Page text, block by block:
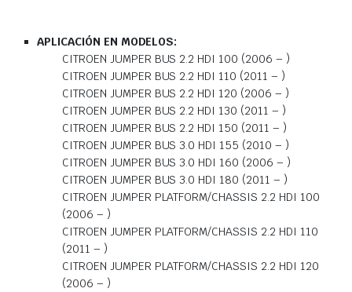
APLICACIÓN EN MODELOS:
CITROEN JUMPER BUS 2.2 HDI 100 (2006 – )
CITROEN JUMPER BUS 2.2 HDI 110 (2011 – )
CITROEN JUMPER BUS 2.2 HDI 120 (2006 – )
CITROEN JUMPER BUS 2.2 HDI 130 (2011 – )
CITROEN JUMPER BUS 2.2 HDI 150 (2011 – )
CITROEN JUMPER BUS 3.0 HDI 155 (2010 – )
CITROEN JUMPER BUS 3.0 HDI 160 (2006 – )
CITROEN JUMPER BUS 3.0 HDI 180 (2011 – )
CITROEN JUMPER PLATFORM/CHASSIS 2.2 HDI 100
(2006 – )
CITROEN JUMPER PLATFORM/CHASSIS 2.2 HDI 110
(2011 – )
CITROEN JUMPER PLATFORM/CHASSIS 2.2 HDI 120
(2006 – )